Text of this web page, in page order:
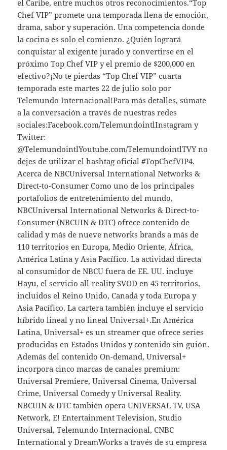
el Caribe, entre muchos otros reconocimientos.“Top
Chef VIP” promete una temporada llena de emoción,
drama, sabor y superación. Una competencia donde
la cocina es solo el comienzo. ¿Quién logrará
conquistar al exigente jurado y convertirse en el
próximo Top Chef VIP y el premio de $200,000 en
efectivo?¡No te pierdas “Top Chef VIP” cuarta
temporada este martes 22 de julio solo por
Telemundo Internacional!Para más detalles, súmate
a la conversación a través de nuestras redes
sociales:Facebook.com/TelemundointlInstagram y
Twitter:
@TelemundointlYoutube.com/TelemundointlTVY no
dejes de utilizar el hashtag oficial #TopChefVIP4.
Acerca de NBCUniversal International Networks &
Direct-to-Consumer Como uno de los principales
portafolios de entretenimiento del mundo,
NBCUniversal International Networks & Direct-to-
Consumer (NBCUIN & DTC) ofrece contenido de
calidad y más de nueve networks brands a más de
110 territorios en Europa, Medio Oriente, África,
América Latina y Asia Pacífico. La actividad directa
al consumidor de NBCU fuera de EE. UU. incluye
Hayu, el servicio all-reality SVOD en 45 territorios,
incluidos el Reino Unido, Canadá y toda Europa y
Asia Pacífico. La cartera también incluye el servicio
híbrido lineal y no lineal Universal+.En América
Latina, Universal+ es un streamer que ofrece series
producidas en Estados Unidos y contenido sin guión.
Además del contenido On-demand, Universal+
incorpora cinco marcas de canales premium:
Universal Premiere, Universal Cinema, Universal
Crime, Universal Comedy y Universal Reality.
NBCUIN & DTC también opera UNIVERSAL TV, USA
Network, E! Entertainment Television, Studio
Universal, Telemundo Internacional, CNBC
International y DreamWorks a través de su empresa